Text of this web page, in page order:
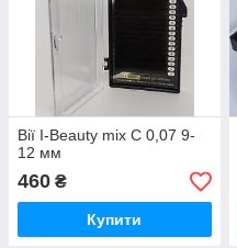
Вії I-Beauty mix C 0,07 9-
12 мм
460 ₴
Купити